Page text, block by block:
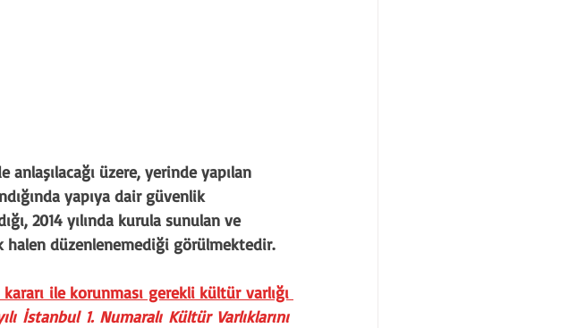
üzere, yerinde yapılan
yapıya dair güvenlik
2014 yılında kurula sunulan ve
düzenlenemediği görülmektedir.
ile korunması gerekli kültür varlığı
İstanbul 1. Numaralı Kültür Varlıklarını